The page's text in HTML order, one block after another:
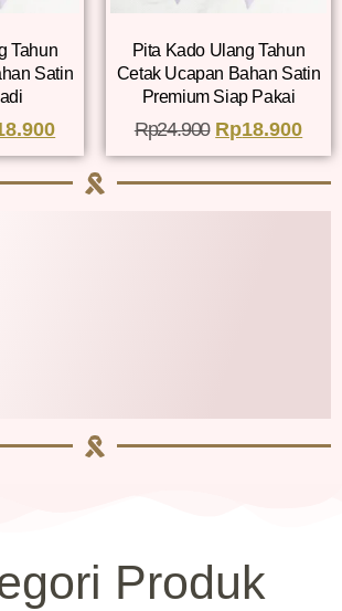
Tahun
Satin
Pita Kado Ulang Tahun
Cetak Ucapan Bahan Satin
Premium Siap Pakai
Rp24.900 Rp18.900
Produk